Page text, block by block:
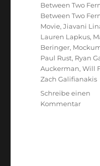
Schlagwörter
Between Two
Between Two
Movie,Jiavani
Lauren Lapkus,
Beringer,
Paul Rust, Ryan
Auckerman,Will
Zach Galifianakis
Schreibe einen
Kommentarzu